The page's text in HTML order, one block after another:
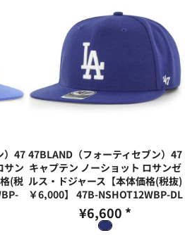
）47
サン
(税
47BLAND（フォーティセブン）47
キャプテン ノーショット ロサンゼ
ルス・ドジャース【本体価格(税抜)
￥6,000】 47B-NSHOT12WBP-DL
¥6,600 *